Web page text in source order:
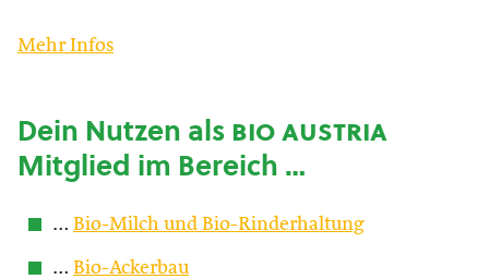
Mehr Infos
Dein Nutzen alsbio austria
Mitglied im Bereich …
… Bio-Milch und Bio-Rinderhaltung
… Bio-Ackerbau